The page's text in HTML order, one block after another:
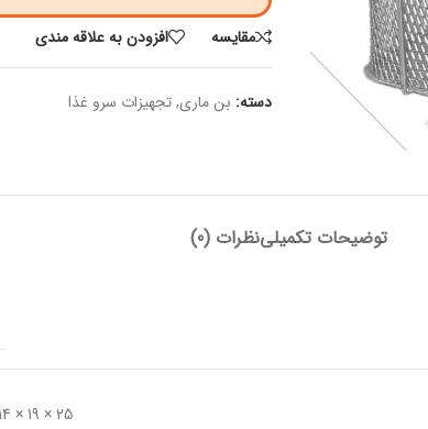
مقايسه افزودن به علاقه مندی
دسته: بن ماری,تجهیزات سرو غذا
توضیحات تکمیلینظرات (0)
25 × 19 × 14 سانتیمتر